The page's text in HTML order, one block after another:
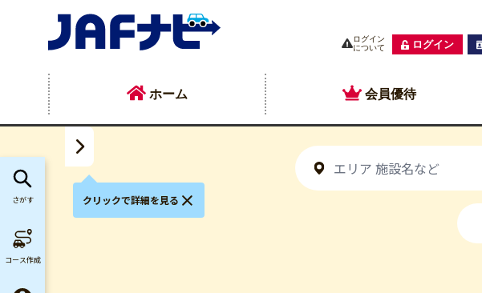
ログイン
について
ログイン
ホーム 会員優待
クリックで詳細を見る
さがす
コース作成